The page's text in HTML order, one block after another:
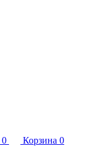
0 Корзина 0